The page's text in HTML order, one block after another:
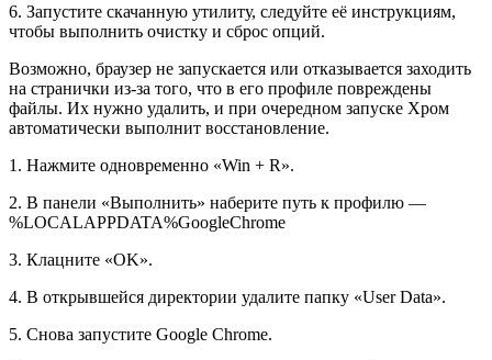
6. Запустите скачанную утилиту, следуйте её инструкциям,
чтобы выполнить очистку и сброс опций.
Возможно, браузер не запускается или отказывается заходить
на странички из-за того, что в его профиле повреждены
файлы. Их нужно удалить, и при очередном запуске Хром
автоматически выполнит восстановление.
1. Нажмите одновременно «Win + R».
2. В панели «Выполнить» наберите путь к профилю —
%LOCALAPPDATA%GoogleChrome
3. Клацните «OK».
4. В открывшейся директории удалите папку «User Data».
5. Снова запустите Google Chrome.